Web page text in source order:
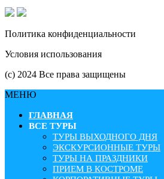
Политика конфиденциальности
Условия использования
(с) 2024 Все права защищены
МЕНЮ
ГЛАВНАЯ
ВСЕ ТУРЫ
ТУРЫ ВЫХОДНОГО ДНЯ
ЭКСКУРСИОННЫЕ ТУРЫ
ТУРЫ НА ПРАЗДНИКИ
ПРИЕМ В КОСТРОМЕ